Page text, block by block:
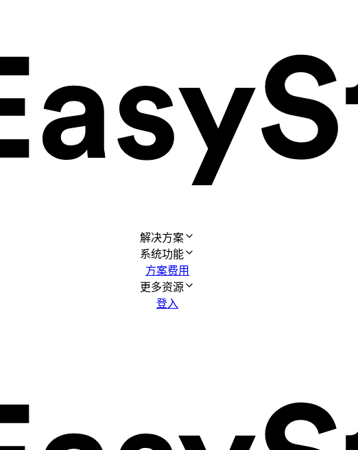
解决方案
系统功能
方案费用
更多资源
登入